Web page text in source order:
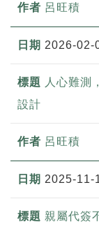
呂旺積
2026-02-
人心難測
設計
呂旺積
2025-11-
親屬代簽